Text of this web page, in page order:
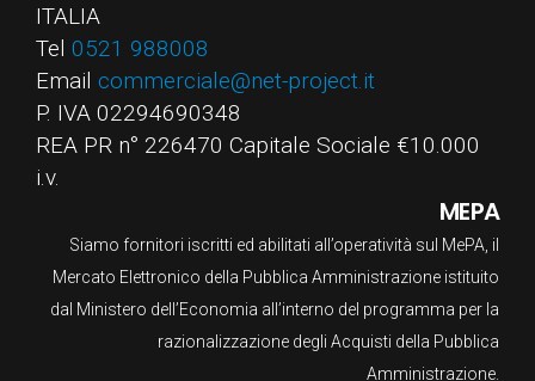
ITALIA
Tel 0521 988008
Email commerciale@net-project.it
P. IVA 02294690348
REA PR n° 226470 Capitale Sociale €10.000
i.v.
MEPA
Siamo fornitori iscritti ed abilitati all’operatività sul MePA, il
Mercato Elettronico della Pubblica Amministrazione istituito
dal Ministero dell’Economia all’interno del programma per la
razionalizzazione degli Acquisti della Pubblica
Amministrazione.